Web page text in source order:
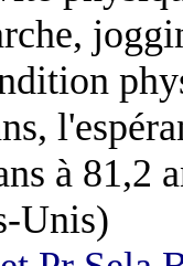
à 81,2
Unis)